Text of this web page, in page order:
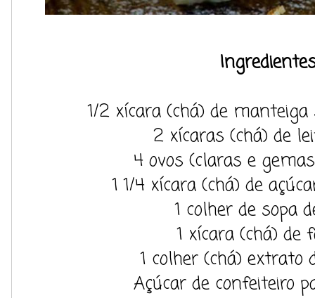
1/2 xícara (chá) de
2 xícaras (chá) de
4 ovos (claras e
1 1/4 xícara (chá) de
1 colher de sopa
1 xícara (chá) de
1 colher (chá) extrato
Açúcar de confeiteiro